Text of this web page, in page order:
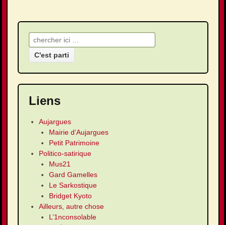
Recherche pour:
Liens
Aujargues
Mairie d’Aujargues
Petit Patrimoine
Politico-satirique
Mus21
Gard Gamelles
Le Sarkostique
Bridget Kyoto
Ailleurs, autre chose
L’1nconsolable